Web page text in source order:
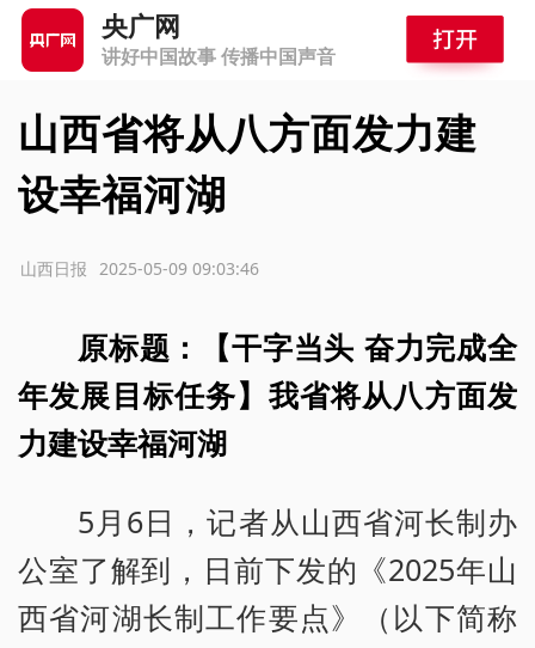
央广网
讲好中国故事 传播中国声音
山西省将从八方面发力建
设幸福河湖
2025-05-09 09:03:46
山西日报
原标题：【干字当头 奋力完成全
年发展目标任务】我省将从八方面发
力建设幸福河湖
5月6日，记者从山西省河长制办
公室了解到，日前下发的《2025年山
西省河湖长制工作要点》（以下简称